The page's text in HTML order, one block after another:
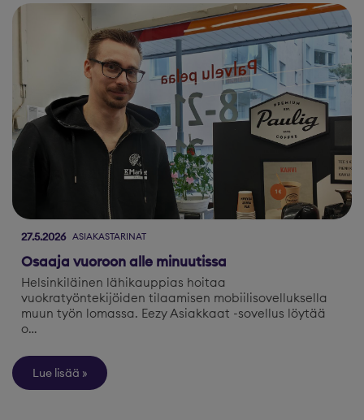
27.5.2026 ASIAKASTARINAT
Osaaja vuoroon alle minuutissa
Helsinkiläinen lähikauppias hoitaa
vuokratyöntekijöiden tilaamisen mobiilisovelluksella
muun työn lomassa. Eezy Asiakkaat -sovellus löytää
o…
Lue lisää